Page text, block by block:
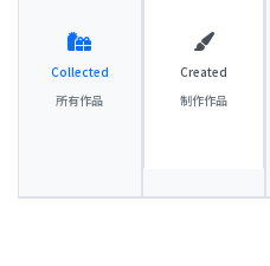
Collected
所有作品
Created
制作作品